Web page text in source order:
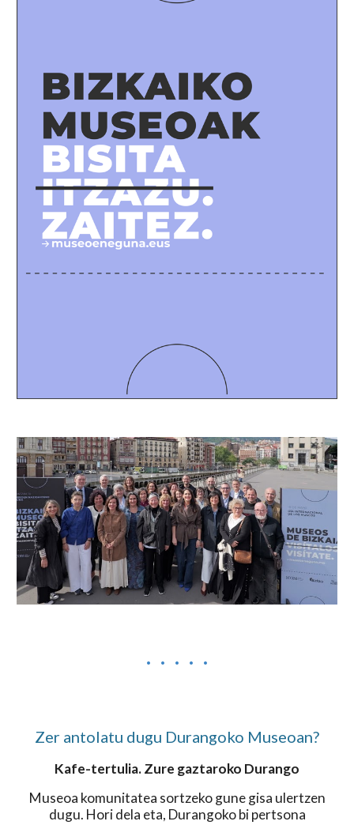
· · · · ·
Zer antolatu dugu Durangoko Museoan?
Kafe-tertulia. Zure gaztaroko Durango
Museoa komunitatea sortzeko gune gisa ulertzen
dugu. Hori dela eta, Durangoko bi pertsona